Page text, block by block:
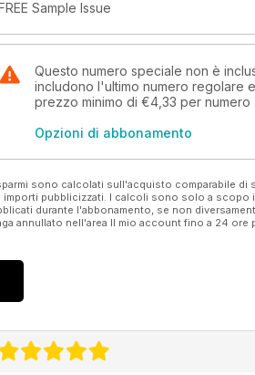
Sample Issue
Questo numero speciale non è
includono l'ultimo numero regolare
prezzo minimo di €4,33 per numero
Opzioni di abbonamento
sono calcolati sull'acquisto comparabile
importi pubblicizzati. I calcoli sono solo a scopo
durante l'abbonamento, se non
annullato nell'area Il mio account fino a 24